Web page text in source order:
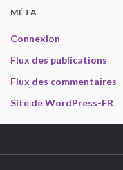
MÉTA
Connexion
Flux des publications
Flux des commentaires
Site de WordPress-FR